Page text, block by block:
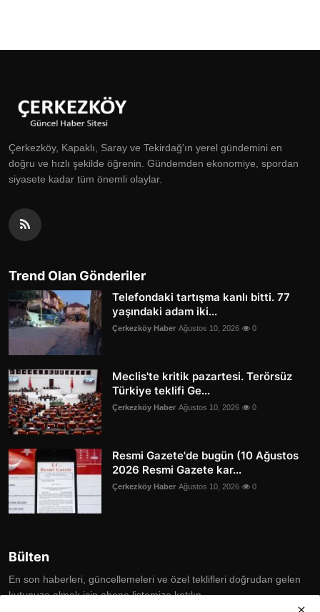
Çerkezköy, Kapaklı, Saray ve Tekirdağ'ın yerel gündemini en
doğru ve hızlı şekilde öğrenin. Gündemden ekonomiye, spordan
siyasete kadar tüm önemli olaylar.
Trend Olan Gönderiler
Telefondaki tartışma kanlı bitti. 77
yaşındaki adam iki...
Çerkezköy Haber Ağustos 10, 2026 0
Meclis'te kritik pazartesi. Terörsüz
Türkiye teklifi Ge...
Çerkezköy Haber Ağustos 10, 2026 0
Resmi Gazete'de bugün (10 Ağustos
2026 Resmi Gazete kar...
Çerkezköy Haber Ağustos 10, 2026 0
Bülten
En son haberleri, güncellemeleri ve özel teklifleri doğrudan gelen
kutunuza almak için abone listemize katılın